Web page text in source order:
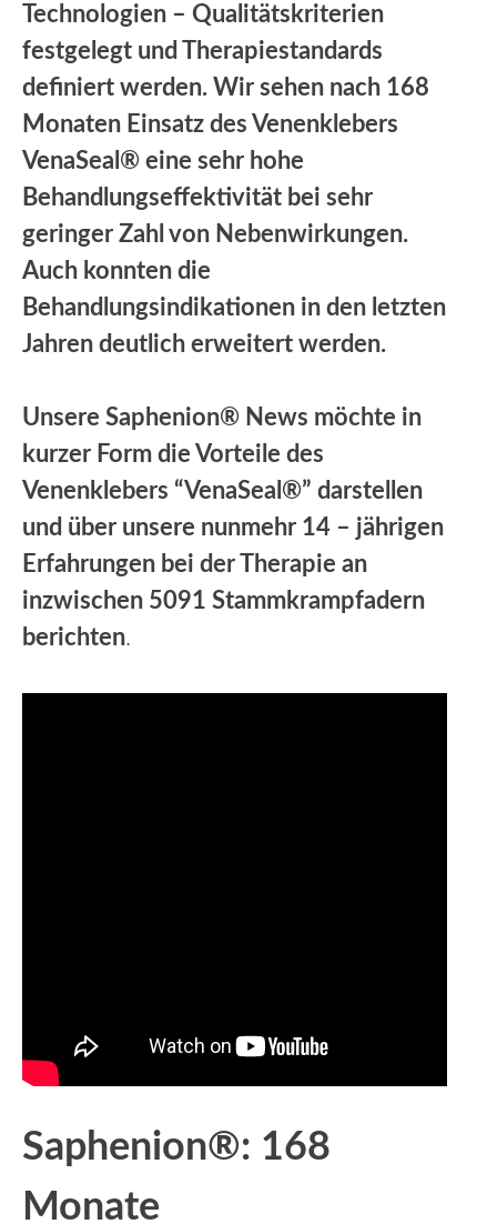
Technologien – Qualitätskriterien
festgelegt und Therapiestandards
definiert werden. Wir sehen nach 168
Monaten Einsatz des Venenklebers
VenaSeal® eine sehr hohe
Behandlungseffektivität bei sehr
geringer Zahl von Nebenwirkungen.
Auch konnten die
Behandlungsindikationen in den letzten
Jahren deutlich erweitert werden.
Unsere Saphenion® News möchte in
kurzer Form die Vorteile des
Venenklebers “VenaSeal®” darstellen
und über unsere nunmehr 14 – jährigen
Erfahrungen bei der Therapie an
inzwischen 5091 Stammkrampfadern
berichten.
Saphenion®: 168
Monate